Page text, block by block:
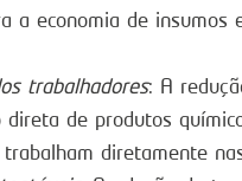
a economia de insumos
trabalhadores: A
direta de produtos
diretamente